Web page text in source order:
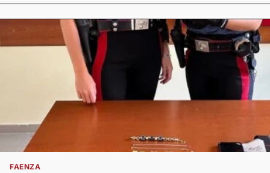
FAENZA